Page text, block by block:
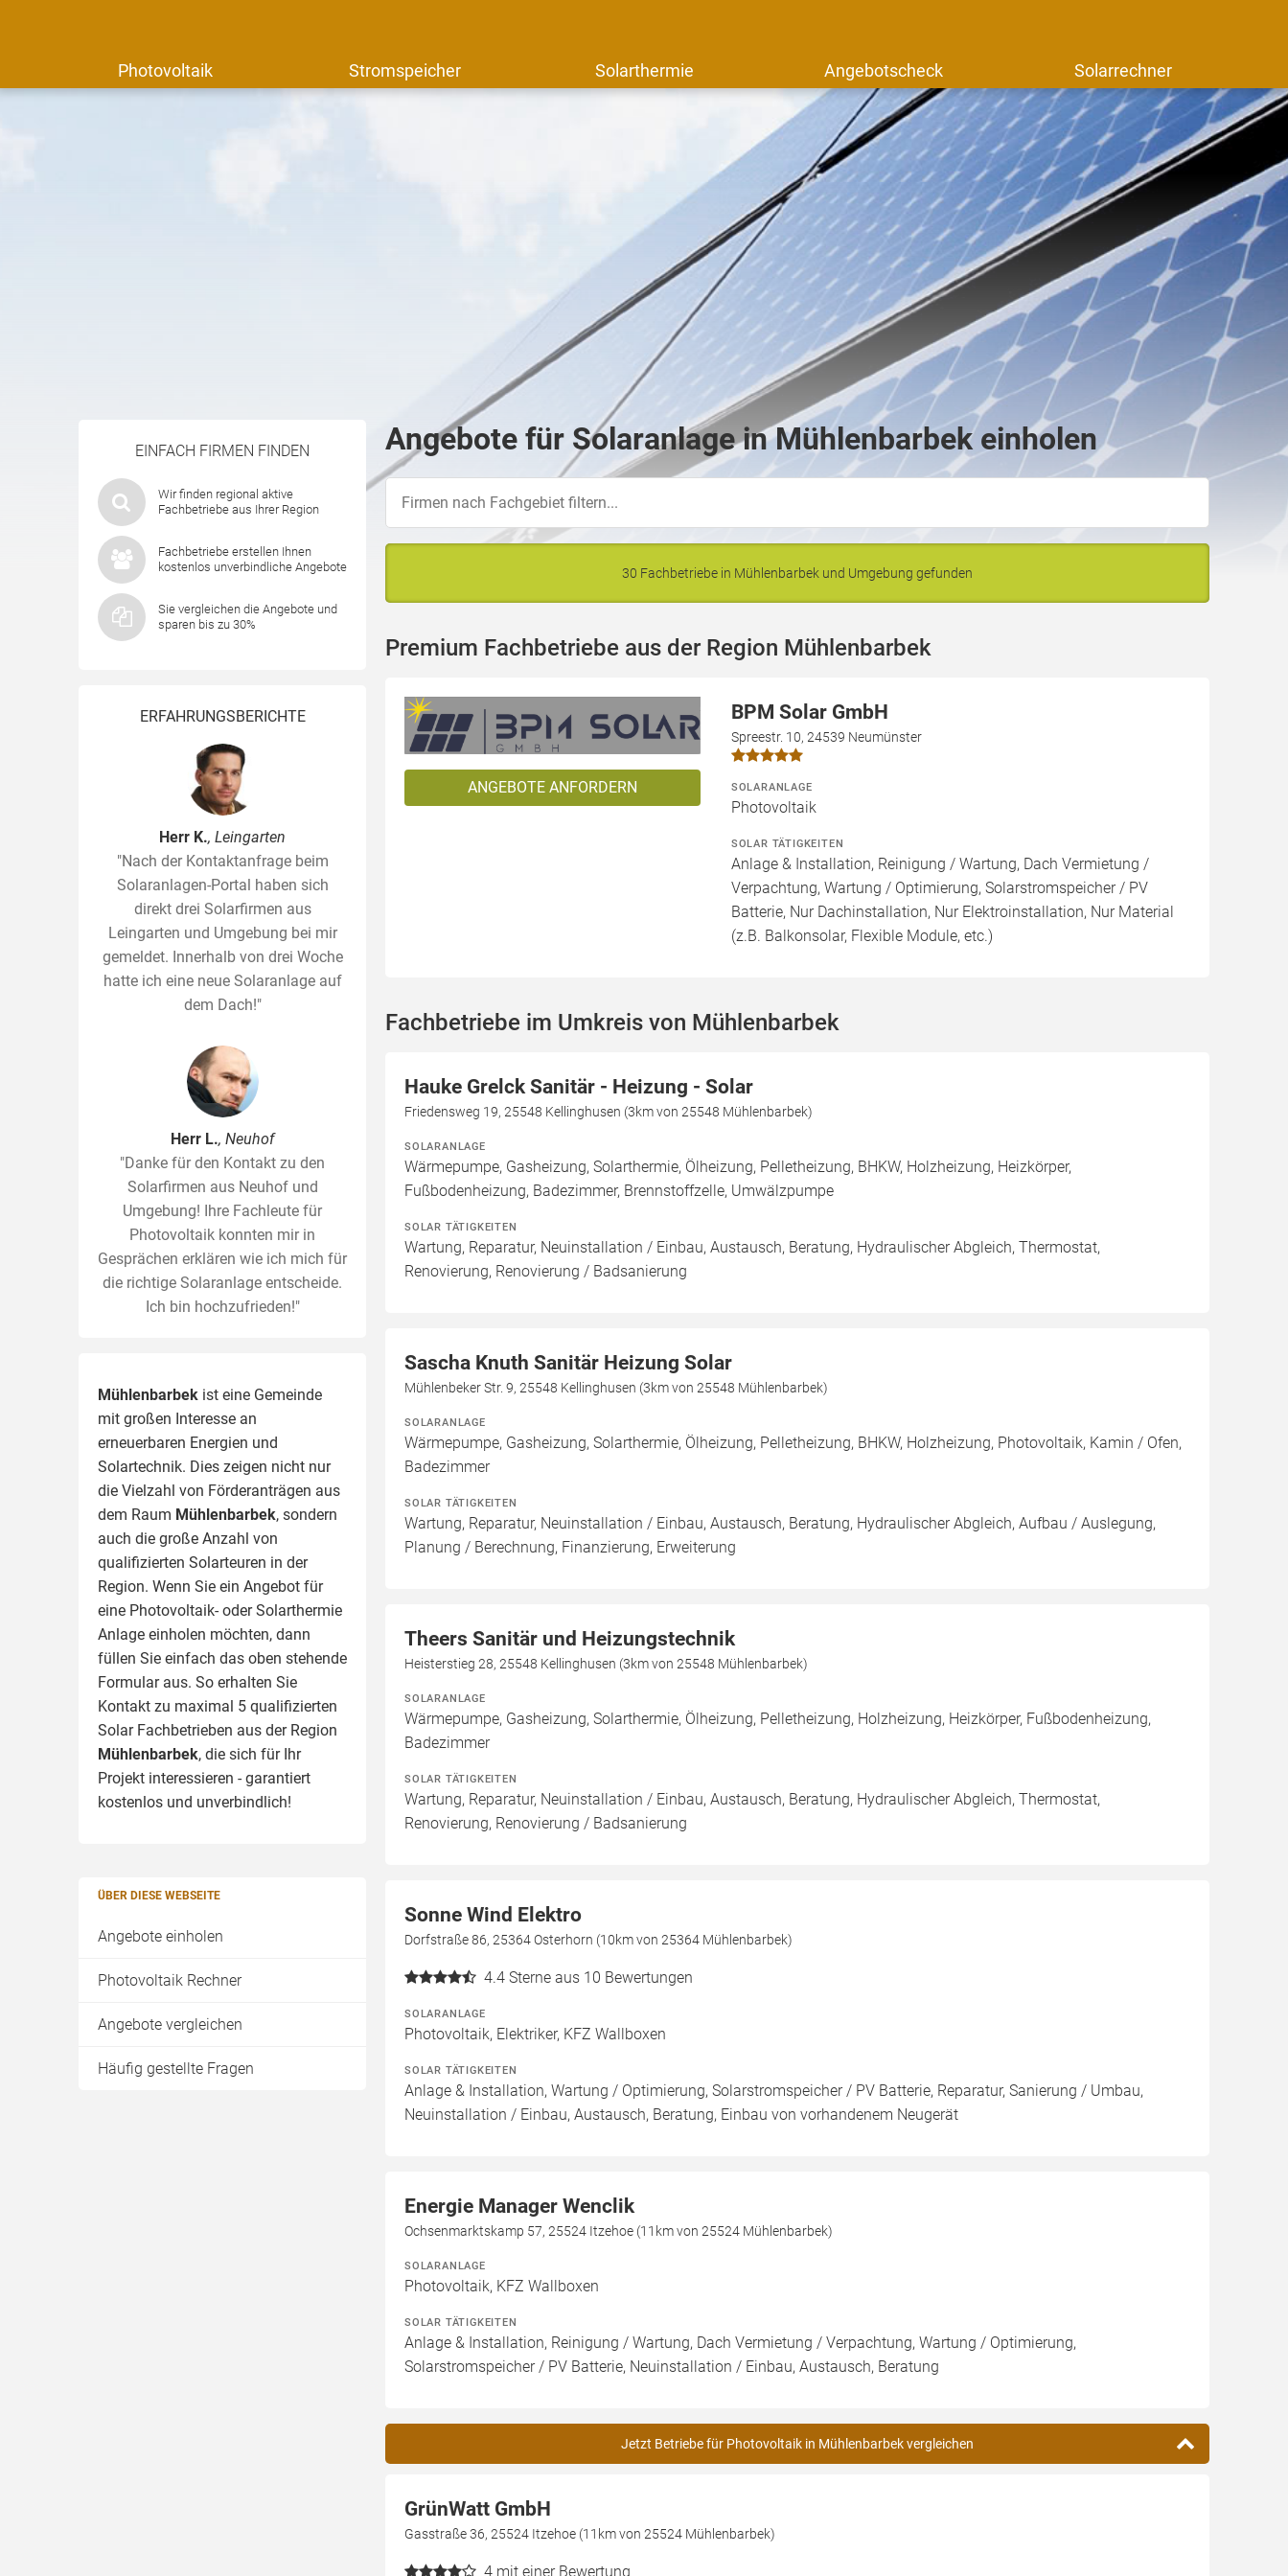
Photovoltaik Stromspeicher Solarthermie Angebotscheck Solarrechner
EINFACH FIRMEN FINDEN
Wir finden regional aktive
Fachbetriebe aus Ihrer Region
Fachbetriebe erstellen Ihnen
kostenlos unverbindliche Angebote
Sie vergleichen die Angebote und
sparen bis zu 30%
ERFAHRUNGSBERICHTE
Herr K., Leingarten
"Nach der Kontaktanfrage beim
Solaranlagen-Portal haben sich
direkt drei Solarfirmen aus
Leingarten und Umgebung bei mir
gemeldet. Innerhalb von drei Woche
hatte ich eine neue Solaranlage auf
dem Dach!"
Herr L., Neuhof
"Danke für den Kontakt zu den
Solarfirmen aus Neuhof und
Umgebung! Ihre Fachleute für
Photovoltaik konnten mir in
Gesprächen erklären wie ich mich für
die richtige Solaranlage entscheide.
Ich bin hochzufrieden!"
Mühlenbarbek ist eine Gemeinde
mit großen Interesse an
erneuerbaren Energien und
Solartechnik. Dies zeigen nicht nur
die Vielzahl von Förderanträgen aus
dem Raum Mühlenbarbek, sondern
auch die große Anzahl von
qualifizierten Solarteuren in der
Region. Wenn Sie ein Angebot für
eine Photovoltaik- oder Solarthermie
Anlage einholen möchten, dann
füllen Sie einfach das oben stehende
Formular aus. So erhalten Sie
Kontakt zu maximal 5 qualifizierten
Solar Fachbetrieben aus der Region
Mühlenbarbek, die sich für Ihr
Projekt interessieren - garantiert
kostenlos und unverbindlich!
ÜBER DIESE WEBSEITE
Angebote einholen
Photovoltaik Rechner
Angebote vergleichen
Häufig gestellte Fragen
Angebote für Solaranlage in Mühlenbarbek einholen
30 Fachbetriebe in Mühlenbarbek und Umgebung gefunden
Premium Fachbetriebe aus der Region Mühlenbarbek
ANGEBOTE ANFORDERN
BPM Solar GmbH
Spreestr. 10, 24539 Neumünster
SOLARANLAGE
Photovoltaik
SOLAR TÄTIGKEITEN
Anlage & Installation, Reinigung / Wartung, Dach Vermietung /
Verpachtung, Wartung / Optimierung, Solarstromspeicher / PV
Batterie, Nur Dachinstallation, Nur Elektroinstallation, Nur Material
(z.B. Balkonsolar, Flexible Module, etc.)
Fachbetriebe im Umkreis von Mühlenbarbek
Hauke Grelck Sanitär - Heizung - Solar
Friedensweg 19, 25548 Kellinghusen (3km von 25548 Mühlenbarbek)
SOLARANLAGE
Wärmepumpe, Gasheizung, Solarthermie, Ölheizung, Pelletheizung, BHKW, Holzheizung, Heizkörper,
Fußbodenheizung, Badezimmer, Brennstoffzelle, Umwälzpumpe
SOLAR TÄTIGKEITEN
Wartung, Reparatur, Neuinstallation / Einbau, Austausch, Beratung, Hydraulischer Abgleich, Thermostat,
Renovierung, Renovierung / Badsanierung
Sascha Knuth Sanitär Heizung Solar
Mühlenbeker Str. 9, 25548 Kellinghusen (3km von 25548 Mühlenbarbek)
SOLARANLAGE
Wärmepumpe, Gasheizung, Solarthermie, Ölheizung, Pelletheizung, BHKW, Holzheizung, Photovoltaik, Kamin / Ofen,
Badezimmer
SOLAR TÄTIGKEITEN
Wartung, Reparatur, Neuinstallation / Einbau, Austausch, Beratung, Hydraulischer Abgleich, Aufbau / Auslegung,
Planung / Berechnung, Finanzierung, Erweiterung
Theers Sanitär und Heizungstechnik
Heisterstieg 28, 25548 Kellinghusen (3km von 25548 Mühlenbarbek)
SOLARANLAGE
Wärmepumpe, Gasheizung, Solarthermie, Ölheizung, Pelletheizung, Holzheizung, Heizkörper, Fußbodenheizung,
Badezimmer
SOLAR TÄTIGKEITEN
Wartung, Reparatur, Neuinstallation / Einbau, Austausch, Beratung, Hydraulischer Abgleich, Thermostat,
Renovierung, Renovierung / Badsanierung
Sonne Wind Elektro
Dorfstraße 86, 25364 Osterhorn (10km von 25364 Mühlenbarbek)
4.4 Sterne aus 10 Bewertungen
SOLARANLAGE
Photovoltaik, Elektriker, KFZ Wallboxen
SOLAR TÄTIGKEITEN
Anlage & Installation, Wartung / Optimierung, Solarstromspeicher / PV Batterie, Reparatur, Sanierung / Umbau,
Neuinstallation / Einbau, Austausch, Beratung, Einbau von vorhandenem Neugerät
Energie Manager Wenclik
Ochsenmarktskamp 57, 25524 Itzehoe (11km von 25524 Mühlenbarbek)
SOLARANLAGE
Photovoltaik, KFZ Wallboxen
SOLAR TÄTIGKEITEN
Anlage & Installation, Reinigung / Wartung, Dach Vermietung / Verpachtung, Wartung / Optimierung,
Solarstromspeicher / PV Batterie, Neuinstallation / Einbau, Austausch, Beratung
Jetzt Betriebe für Photovoltaik in Mühlenbarbek vergleichen
GrünWatt GmbH
Gasstraße 36, 25524 Itzehoe (11km von 25524 Mühlenbarbek)
4 mit einer Bewertung